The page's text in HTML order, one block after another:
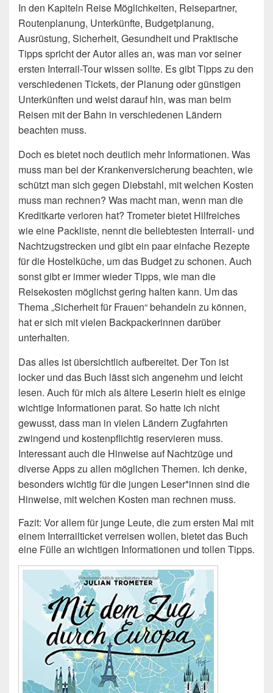
In den Kapiteln Reise Möglichkeiten, Reisepartner,
Routenplanung, Unterkünfte, Budgetplanung,
Ausrüstung, Sicherheit, Gesundheit und Praktische
Tipps spricht der Autor alles an, was man vor seiner
ersten Interrail-Tour wissen sollte. Es gibt Tipps zu den
verschiedenen Tickets, der Planung oder günstigen
Unterkünften und weist darauf hin, was man beim
Reisen mit der Bahn in verschiedenen Ländern
beachten muss.
Doch es bietet noch deutlich mehr Informationen. Was
muss man bei der Krankenversicherung beachten, wie
schützt man sich gegen Diebstahl, mit welchen Kosten
muss man rechnen? Was macht man, wenn man die
Kreditkarte verloren hat? Trometer bietet Hilfreiches
wie eine Packliste, nennt die beliebtesten Interrail- und
Nachtzugstrecken und gibt ein paar einfache Rezepte
für die Hostelküche, um das Budget zu schonen. Auch
sonst gibt er immer wieder Tipps, wie man die
Reisekosten möglichst gering halten kann. Um das
Thema „Sicherheit für Frauen“ behandeln zu können,
hat er sich mit vielen Backpackerinnen darüber
unterhalten.
Das alles ist übersichtlich aufbereitet. Der Ton ist
locker und das Buch lässt sich angenehm und leicht
lesen. Auch für mich als ältere Leserin hielt es einige
wichtige Informationen parat. So hatte ich nicht
gewusst, dass man in vielen Ländern Zugfahrten
zwingend und kostenpflichtig reservieren muss.
Interessant auch die Hinweise auf Nachtzüge und
diverse Apps zu allen möglichen Themen. Ich denke,
besonders wichtig für die jungen Leser*innen sind die
Hinweise, mit welchen Kosten man rechnen muss.
Fazit: Vor allem für junge Leute, die zum ersten Mal mit
einem Interrailticket verreisen wollen, bietet das Buch
eine Fülle an wichtigen Informationen und tollen Tipps.